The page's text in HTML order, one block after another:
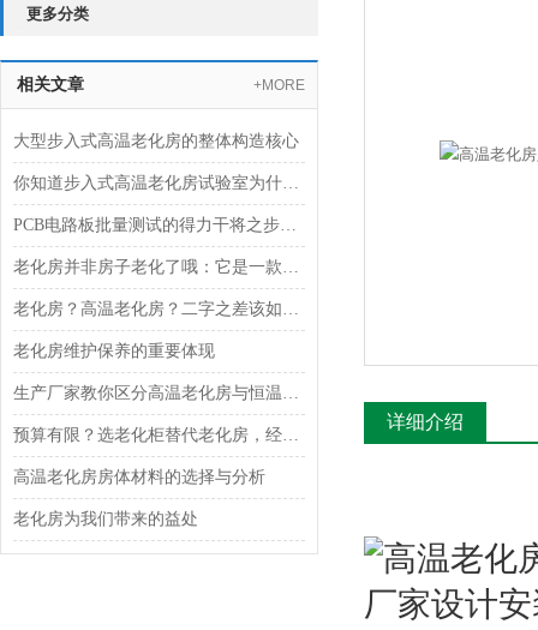
更多分类
相关文章 +MORE
大型步入式高温老化房的整体构造核心
你知道步入式高温老化房试验室为什么需要搬迁改造吗？
PCB电路板批量测试的得力干将之步入式高温老化房
老化房并非房子老化了哦：它是一款环境模拟试验设备
老化房？高温老化房？二字之差该如何选择？武汉专业厂家告诉你
老化房维护保养的重要体现
生产厂家教你区分高温老化房与恒温熟化室
预算有限？选老化柜替代老化房，经济实用！
高温老化房房体材料的选择与分析
老化房为我们带来的益处
详细介绍